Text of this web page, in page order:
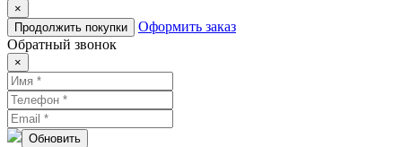
×
Продолжить покупки
Оформить заказ
Обратный звонок
×
Обновить